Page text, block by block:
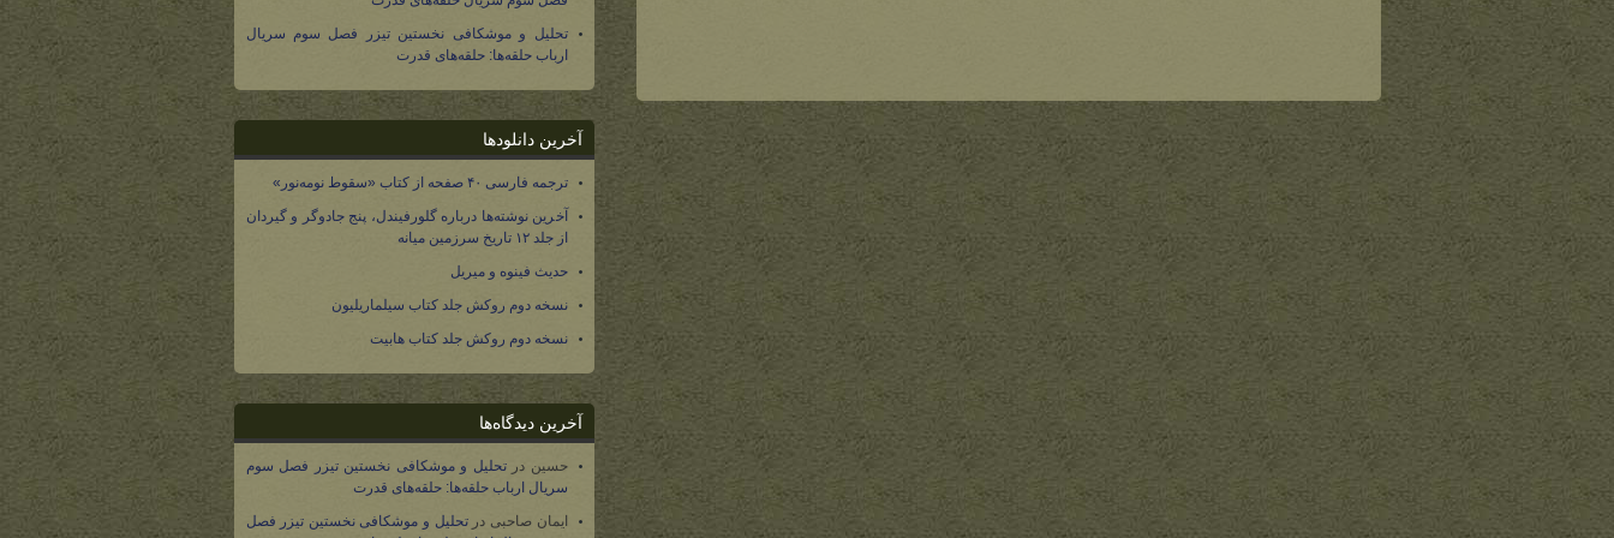
تحلیل و موشکافی نخستین تیزر فصل سوم سریال
ارباب حلقه‌ها: حلقه‌های قدرت
آخرین دانلودها
ترجمه فارسی ۴۰ صفحه از کتاب «سقوط نومه‌نور»
آخرین نوشته‌ها درباره گلورفیندل، پنج جادوگر و گیردان
از جلد ۱۲ تاریخ سرزمین میانه
حدیث فینوه و میریل
نسخه دوم روکش جلد کتاب سیلماریلیون
نسخه دوم روکش جلد کتاب هابیت
آخرین دیدگاه‌ها
حسین درتحلیل و موشکافی نخستین تیزر فصل سوم
سریال ارباب حلقه‌ها: حلقه‌های قدرت
ایمان صاحبی درتحلیل و موشکافی نخستین تیزر فصل